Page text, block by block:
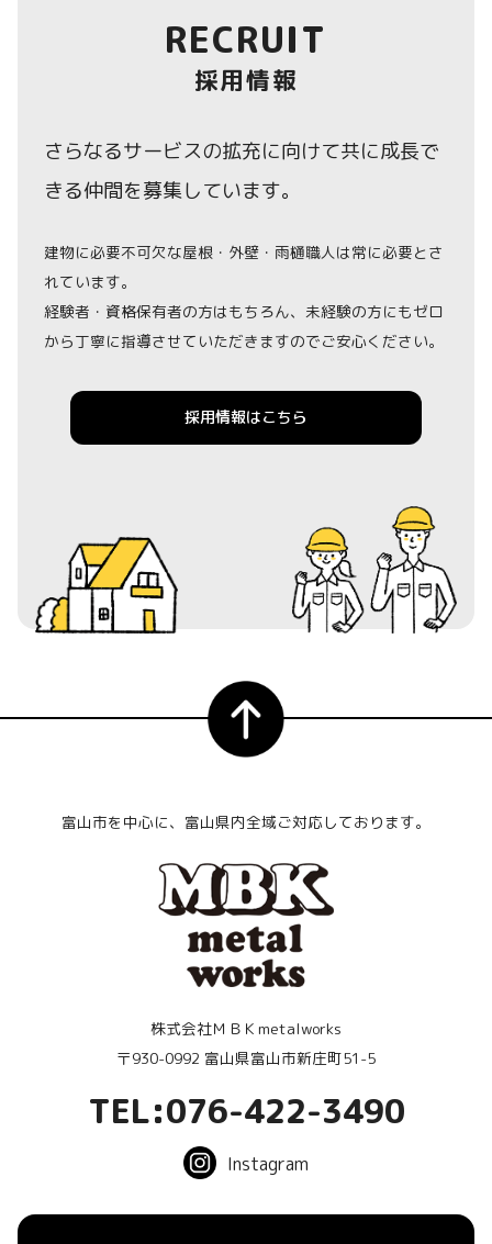
RECRUIT
採用情報
さらなるサービスの拡充に向けて共に成長で
きる仲間を募集しています。
建物に必要不可欠な屋根・外壁・雨樋職人は常に必要とさ
れています。
経験者・資格保有者の方はもちろん、未経験の方にもゼロ
から丁寧に指導させていただきますのでご安心ください。
採用情報はこちら
富山市を中心に、富山県内全域ご対応しております。
株式会社ＭＢＫmetalworks
〒930-0992 富山県富山市新庄町51-5
TEL:076-422-3490
Instagram